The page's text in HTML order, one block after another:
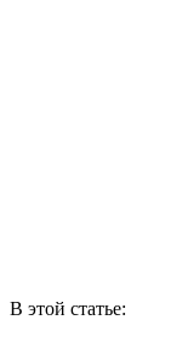
В этой статье: